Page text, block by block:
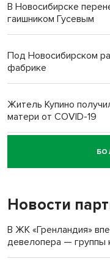
В Новосибирске
гаишником Гусевым
Под Новосибирском
фабрике
Житель Купино
матери от COVID-19
Новосибирский суд
пенсионерки на
Новости
В ЖК «Гренландия»
девелопера —